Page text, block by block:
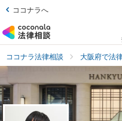
ココナラへ
ココナラ法律相談 大阪府で法